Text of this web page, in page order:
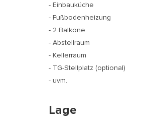
- Einbauküche
- Fußbodenheizung
- 2 Balkone
- Abstellraum
- Kellerraum
- TG-Stellplatz (optional)
- uvm.
Lage